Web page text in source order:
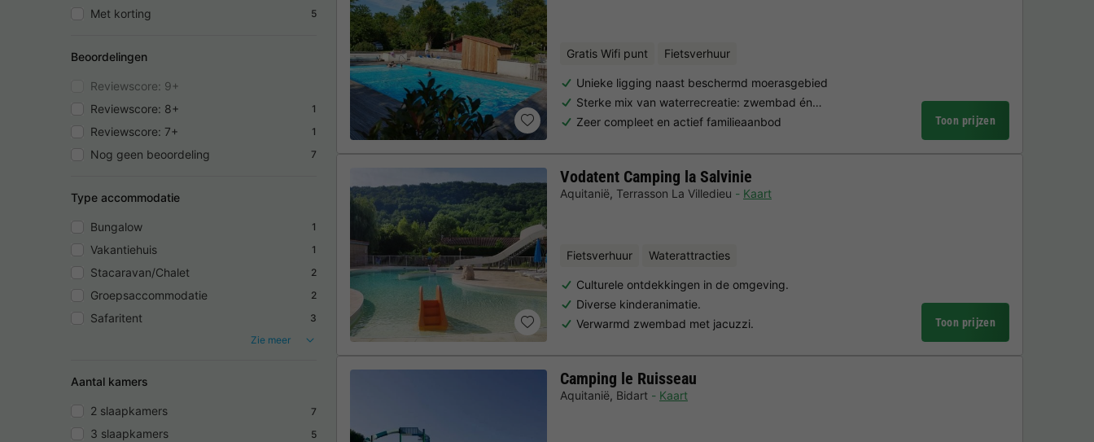
Met korting 5
Beoordelingen
Reviewscore: 9+
Reviewscore: 8+
1
Reviewscore: 7+ 1
Nog geen beoordeling 7
Type accommodatie
Bungalow 1
Vakantiehuis 1
Stacaravan/Chalet 2
Groepsaccommodatie 2
Safaritent
3
Zie meer
Aantal kamers
2 slaapkamers 7
3 slaapkamers 5
Gratis Wifi punt Fietsverhuur
Unieke ligging naast beschermd moerasgebied
Sterke mix van waterrecreatie: zwembad én…
Zeer compleet en actief familieaanbod
Toon prijzen
Vodatent Camping la Salvinie
Aquitanië, Terrasson La Villedieu Kaart
Fietsverhuur Waterattracties
Culturele ontdekkingen in de omgeving.
Diverse kinderanimatie.
Verwarmd zwembad met jacuzzi.
Toon prijzen
Camping le Ruisseau
Aquitanië, Bidart Kaart